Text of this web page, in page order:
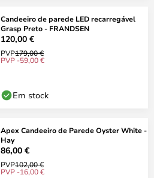
Candeeiro de parede LED recarregável
Grasp Preto - FRANDSEN
120,00 €
PVP179,00 €
PVP -59,00 €
Em stock
Apex Candeeiro de Parede Oyster White -
Hay
86,00 €
PVP102,00 €
PVP -16,00 €